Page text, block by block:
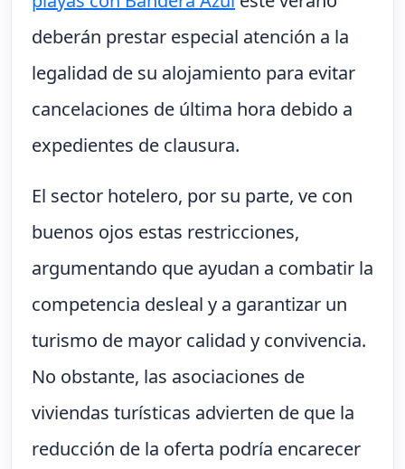
deberán prestar especial atención a la
legalidad de su alojamiento para evitar
cancelaciones de última hora debido a
expedientes de clausura.
El sector hotelero, por su parte, ve con
buenos ojos estas restricciones,
argumentando que ayudan a combatir la
competencia desleal y a garantizar un
turismo de mayor calidad y convivencia.
No obstante, las asociaciones de
viviendas turísticas advierten de que la
reducción de la oferta podría encarecer